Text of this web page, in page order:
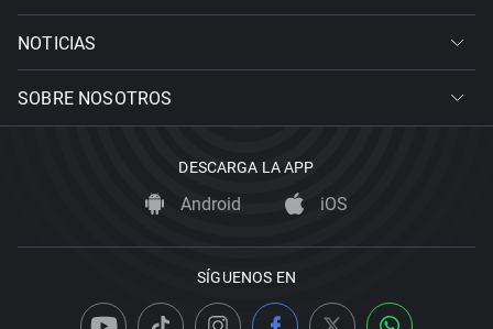
NOTICIAS
SOBRE NOSOTROS
DESCARGA LA APP
Android iOS
SÍGUENOS EN